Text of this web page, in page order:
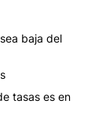
baja del
tasas es en